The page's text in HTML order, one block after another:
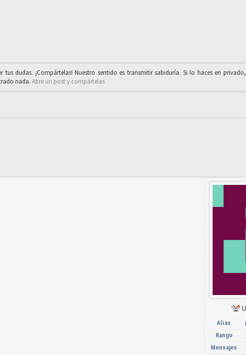
tus dudas. ¡Compártelas! Nuestro sentido es transmitir sabiduría. Si lo haces en
nada. Abre un post y compártelas
Alias
Rango
Mensajes